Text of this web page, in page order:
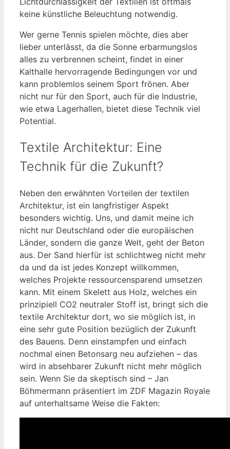
keine künstliche Beleuchtung notwendig.
Wer gerne Tennis spielen möchte, dies aber
lieber unterlässt, da die Sonne erbarmungslos
alles zu verbrennen scheint, findet in einer
Kalthalle hervorragende Bedingungen vor und
kann problemlos seinem Sport frönen. Aber
nicht nur für den Sport, auch für die Industrie,
wie etwa Lagerhallen, bietet diese Technik viel
Potential.
Textile Architektur: Eine
Technik für die Zukunft?
Neben den erwähnten Vorteilen der textilen
Architektur, ist ein langfristiger Aspekt
besonders wichtig. Uns, und damit meine ich
nicht nur Deutschland oder die europäischen
Länder, sondern die ganze Welt, geht der Beton
aus. Der Sand hierfür ist schlichtweg nicht mehr
da und da ist jedes Konzept willkommen,
welches Projekte ressourcensparend umsetzen
kann. Mit einem Skelett aus Holz, welches ein
prinzipiell CO2 neutraler Stoff ist, bringt sich die
textile Architektur dort, wo sie möglich ist, in
eine sehr gute Position bezüglich der Zukunft
des Bauens. Denn einstampfen und einfach
nochmal einen Betonsarg neu aufziehen – das
wird in absehbarer Zukunft nicht mehr möglich
sein. Wenn Sie da skeptisch sind – Jan
Böhmermann präsentiert im ZDF Magazin Royale
auf unterhaltsame Weise die Fakten: